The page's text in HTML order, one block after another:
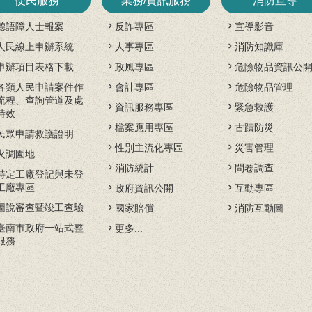
語障人士報案
民線上申辦系統
辦項目表格下載
類人民申請案件作
程、查詢管道及處
效
眾申請救護證明
調園地
定工廠登記與未登
廠專區
說審查暨竣工查驗
南市政府一站式整
務
反詐專區
人事專區
政風專區
會計專區
資訊服務專區
檔案應用專區
性別主流化專區
消防統計
政府資訊公開
國家賠償
更多...
宣導影音
消防知識庫
危險物品資訊公開
危險物品管理
緊急救護
古蹟防災
災害管理
問卷調查
互動專區
消防互動圖